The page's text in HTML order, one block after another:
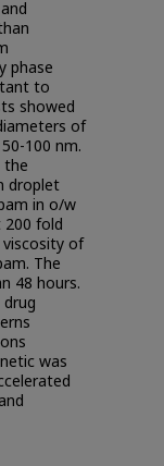
phase
to
showed
of
100 nm.
the
droplet
in o/w
fold
of
The
48 hours.
was